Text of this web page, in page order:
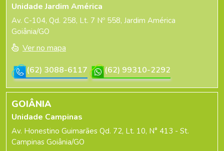
Unidade Jardim América
Av. C-104, Qd. 258, Lt. 7 Nº 558, Jardim América
Goiânia/GO
Ver no mapa
(62) 3088-6117
(62) 99310-2292
GOIÂNIA
Unidade Campinas
Av. Honestino Guimarães Qd. 72, Lt. 10, N° 413 - St.
Campinas Goiânia/GO